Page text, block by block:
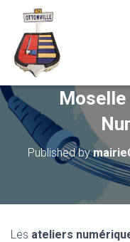
Published by
Les ateliers